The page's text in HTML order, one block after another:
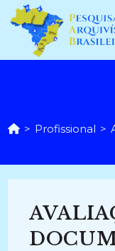
para
conteúdo
> Profissional >